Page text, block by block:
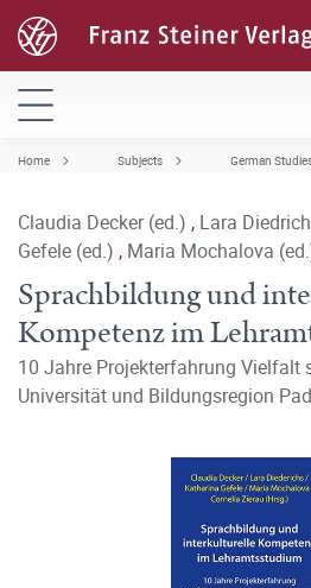
Home Subjects German
Claudia Decker (ed.) , Lara
Gefele (ed.) , Maria Mochalova
Sprachbildung und
Kompetenz im
10 Jahre Projekterfahrung Vielfalt
Universität und Bildungsregion